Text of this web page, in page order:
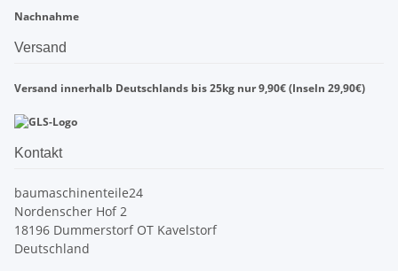
Nachnahme
Versand
Versand innerhalb Deutschlands bis 25kg nur 9,90€ (Inseln 29,90€)
Kontakt
baumaschinenteile24
Nordenscher Hof 2
18196 Dummerstorf OT Kavelstorf
Deutschland